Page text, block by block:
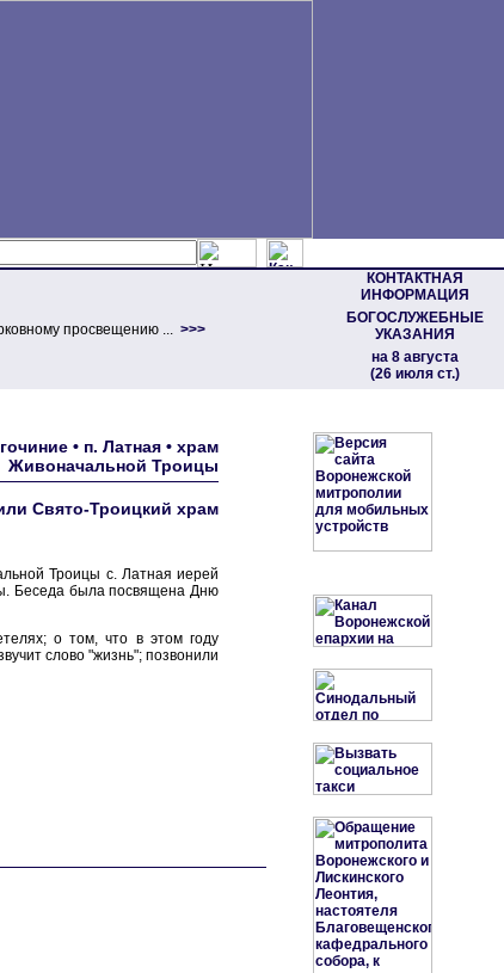
КОНТАКТНАЯ
ИНФОРМАЦИЯ
БОГОСЛУЖЕБНЫЕ
УКАЗАНИЯ
на 8 августа
(26 июля ст.)
просвещению ... >>>
• п. Латная • храм
Живоначальной Троицы
Свято-Троицкий храм
Троицы с. Латная иерей
Беседа была посвящена Дню
о том, что в этом году
слово "жизнь"; позвонили